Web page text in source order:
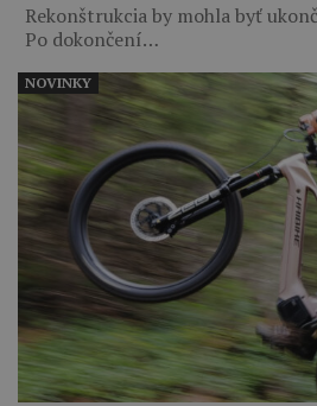
Rekonštrukcia by mohla byť
Po dokončení…
NOVINKY